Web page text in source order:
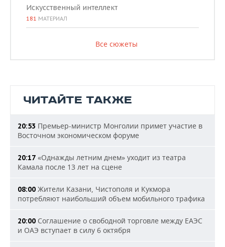
Искусственный интеллект
181 МАТЕРИАЛ
Все сюжеты
ЧИТАЙТЕ ТАКЖЕ
20:53 Премьер-министр Монголии примет участие в
Восточном экономическом форуме
20:17 «Однажды летним днем» уходит из театра
Камала после 13 лет на сцене
08:00 Жители Казани, Чистополя и Кукмора
потребляют наибольший объем мобильного трафика
20:00 Соглашение о свободной торговле между ЕАЭС
и ОАЭ вступает в силу 6 октября